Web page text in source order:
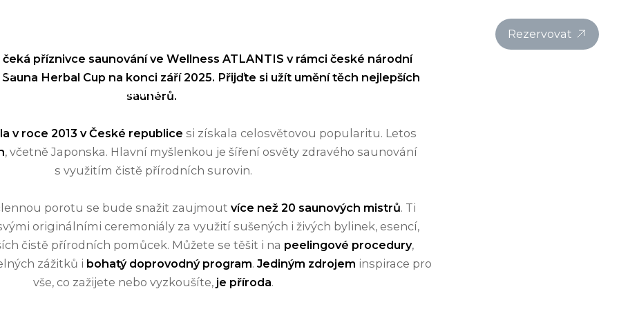
Rezervovat
Statutárního města Brna
čeká příznivce saunování ve Wellness ATLANTIS v rámci české národní
Sauna Herbal Cup na konci září 2025. Přijďte si užít umění těch nejlepších
saunérů.
v roce 2013 v České republice si získala celosvětovou popularitu. Letos
, včetně Japonska. Hlavní myšlenkou je šíření osvěty zdravého saunování
s využitím čistě přírodních surovin.
porotu se bude snažit zaujmout více než 20 saunových mistrů. Ti
originálními ceremoniály za využití sušených i živých bylinek, esencí,
čistě přírodních pomůcek. Můžete se těšit i na peelingové procedury,
zážitků i bohatý doprovodný program. Jediným zdrojem inspirace pro
vše, co zažijete nebo vyzkoušíte, je příroda.